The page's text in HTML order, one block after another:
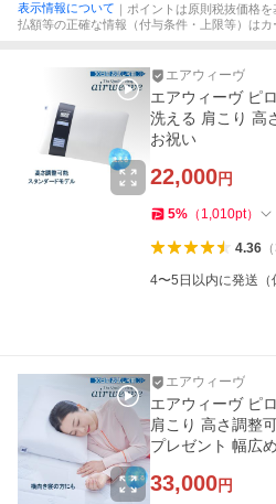
表示情報について ｜ポイントは原則税抜価格
払額等の正確な情報（付与条件・上限等）は
エアウィーヴ
エアウィーヴ ピ
洗える 肩こり 高
お祝い
22,000円
5% （ 1,010pt）
4.36（
4〜5日以内に発送（
エアウィーヴ
エアウィーヴ ピ
肩こり 高さ調整可能 通気性抜群 ギフト お祝い
プレゼント 幅広
33,000円